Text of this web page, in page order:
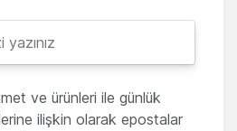
ve ürünleri ile günlük
ilişkin olarak epostalar